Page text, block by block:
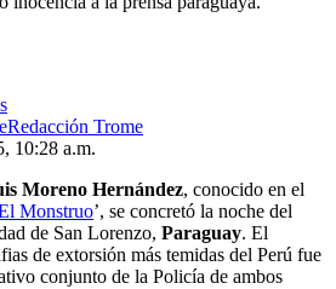
Redacción Trome
10:28 a.m.
Moreno Hernández, conocido en el
Monstruo’, se concretó la noche del
de San Lorenzo, Paraguay. El
de extorsión más temidas del Perú fue
conjunto de la Policía de ambos